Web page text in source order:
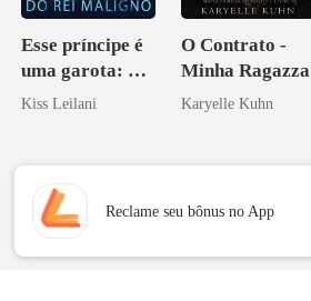
Esse príncipe é
uma garota: A
companheira
Kiss Leilani
O Contrato -
Minha Ragazza
Karyelle Kuhn
Reclame seu bônus no App